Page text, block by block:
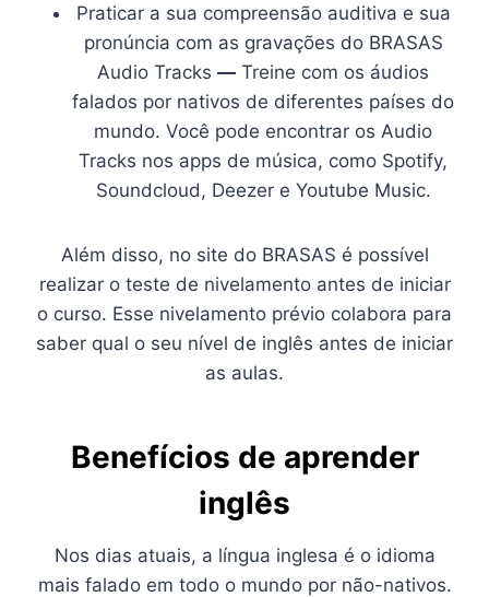
Praticar a sua compreensão auditiva e sua
pronúncia com as gravações do BRASAS
Audio Tracks — Treine com os áudios
falados por nativos de diferentes países do
mundo. Você pode encontrar os Audio
Tracks nos apps de música, como Spotify,
Soundcloud, Deezer e Youtube Music.
Além disso, no site do BRASAS é possível
realizar o teste de nivelamento antes de iniciar
o curso. Esse nivelamento prévio colabora para
saber qual o seu nível de inglês antes de iniciar
as aulas.
Benefícios de aprender
inglês
Nos dias atuais, a língua inglesa é o idioma
mais falado em todo o mundo por não-nativos.